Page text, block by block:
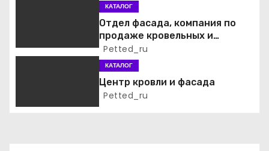
п
с
КАТАЛОГ
Отдел фасада, компания по
продаже кровельных и
фасадных материалов
Petted_ru
КАТАЛОГ
Центр кровли и фасада
Petted_ru